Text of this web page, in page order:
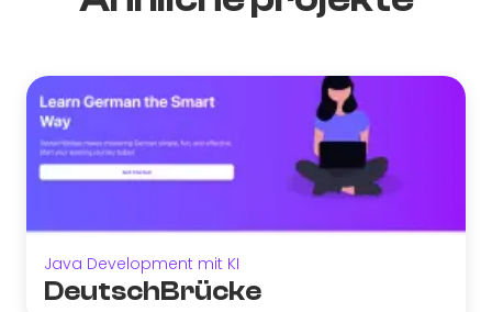
Java Development mit KI
DeutschBrücke